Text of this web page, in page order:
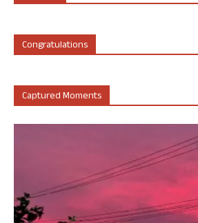
Congratulations
Captured Moments